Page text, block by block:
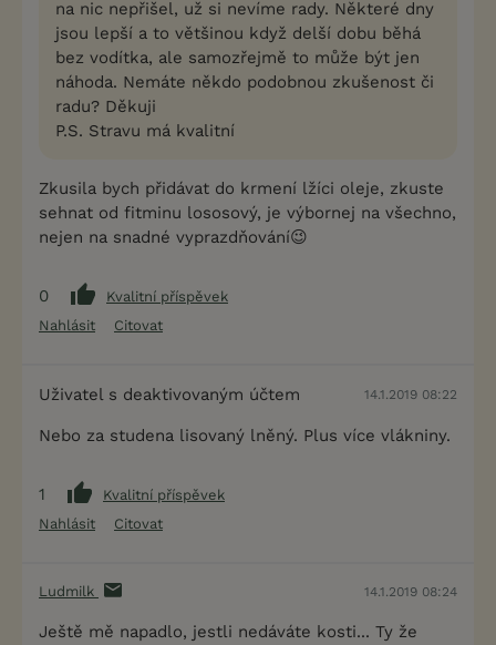
na nic nepřišel, už si nevíme rady. Některé dny
jsou lepší a to většinou když delší dobu běhá
bez vodítka, ale samozřejmě to může být jen
náhoda. Nemáte někdo podobnou zkušenost či
radu? Děkuji
P.S. Stravu má kvalitní
Zkusila bych přidávat do krmení lžíci oleje, zkuste
sehnat od fitminu lososový, je výbornej na všechno,
nejen na snadné vyprazdňování😉
0
Kvalitní příspěvek
Nahlásit
Citovat
Uživatel s deaktivovaným účtem 14.1.2019 08:22
Nebo za studena lisovaný lněný. Plus více vlákniny.
1
Kvalitní příspěvek
Nahlásit
Citovat
Ludmilk 14.1.2019 08:24
Ještě mě napadlo, jestli nedáváte kosti... Ty že